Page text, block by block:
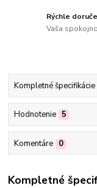
Rýchle
Vaša
Kompletné špecifikácie
Hodnotenie 5
Komentáre 0
Kompletné